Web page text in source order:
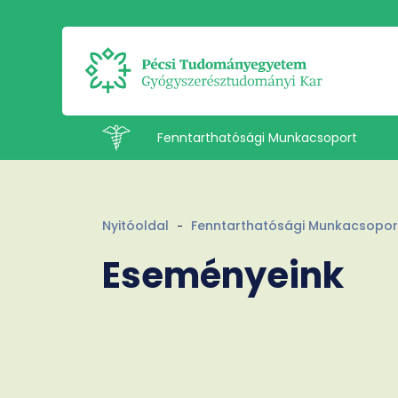
Fenntarthatósági Munkacsoport
Nyitóoldal Fenntarthatósági
Eseményeink